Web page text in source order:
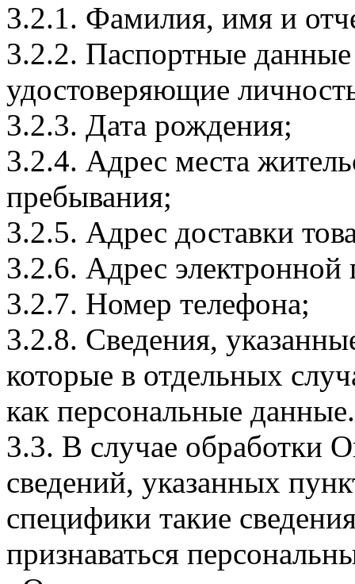
3.2.1. Фамилия, имя и
3.2.2. Паспортные
удостоверяющие
3.2.3. Дата рождения;
3.2.4. Адрес места
пребывания;
3.2.5. Адрес доставки
3.2.6. Адрес электронной
3.2.7. Номер телефона;
3.2.8. Сведения,
которые в отдельных
как персональные данные.
3.3. В случае обработки
сведений, указанных
специфики такие
признаваться